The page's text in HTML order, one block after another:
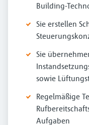
Building-
Sie erstellen
Sie
sowie
Regelmäßige
Aufgaben